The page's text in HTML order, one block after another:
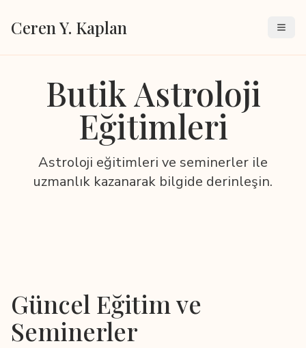
Ceren Y. Kaplan
Butik Astroloji
Eğitimleri
Astroloji eğitimleri ve seminerler ile
uzmanlık kazanarak bilgide derinleşin.
Güncel Eğitim ve
Seminerler